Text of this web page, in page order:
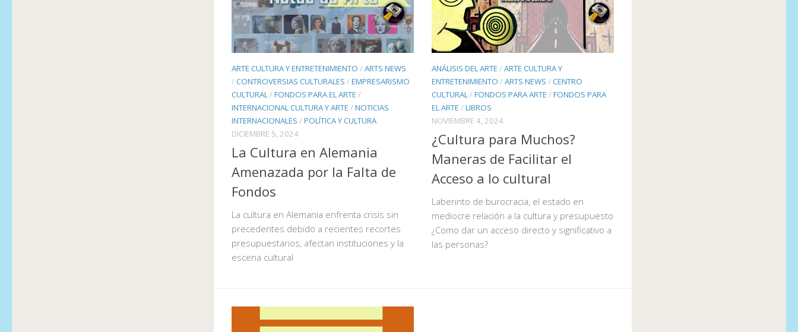
ARTE CULTURA Y ENTRETENIMIENTO /ARTS NEWS
/CONTROVERSIAS CULTURALES /EMPRESARISMO
CULTURAL/FONDOS PARA EL ARTE /
INTERNACIONAL CULTURA Y ARTE /NOTICIAS
INTERNACIONALES /POLÍTICA Y CULTURA
DICIEMBRE 5, 2024
La Cultura en Alemania
Amenazada por la Falta de
Fondos
La cultura en Alemania enfrenta crisis sin
precedentes debido a recientes recortes
presupuestarios, afectan instituciones y la
escena cultural
ANÁLISIS DEL ARTE /ARTE CULTURA Y
ENTRETENIMIENTO /ARTS NEWS /CENTRO
CULTURAL/FONDOS PARA ARTE /FONDOS PARA
EL ARTE /LIBROS
NOVIEMBRE 4, 2024
¿Cultura para Muchos?
Maneras de Facilitar el
Acceso a lo cultural
Laberinto de burocracia, el estado en
mediocre relación a la cultura y presupuesto
¿Como dar un acceso directo y significativo a
las personas?